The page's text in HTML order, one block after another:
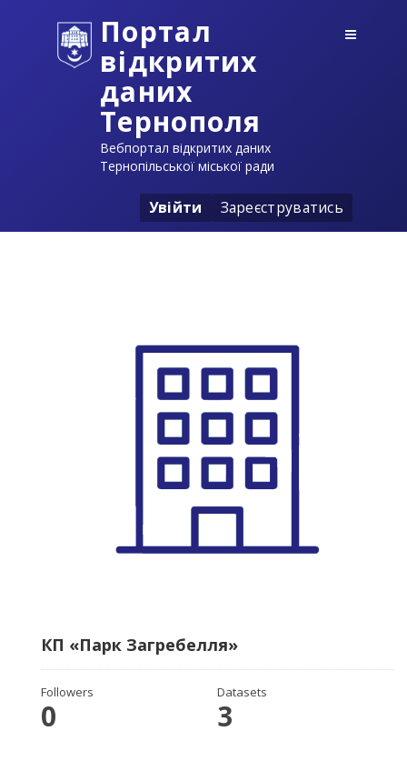
Портал
відкритих
даних
Тернополя
Вебпортал відкритих даних
Тернопільської міської ради
Увійти Зареєструватись
КП «Парк Загребелля»
Followers
0
Datasets
3